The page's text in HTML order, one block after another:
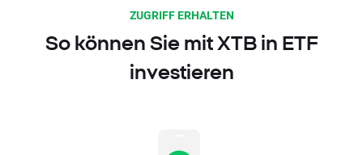
ZUGRIFF ERHALTEN
So können Sie mit XTB in ETF
investieren